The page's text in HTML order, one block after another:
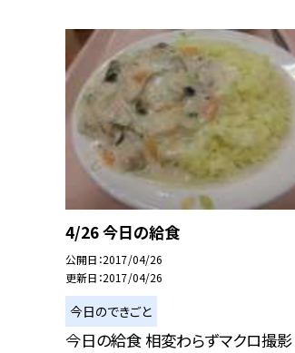
4/26 今日の給食
公開日 2017/04/26
更新日 2017/04/26
今日のできごと
今日の給食 相変わらずマクロ撮影